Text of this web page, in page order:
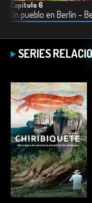
Capítulo 6
Un pueblo en Berlín –
SERIES
ESCUCHAR